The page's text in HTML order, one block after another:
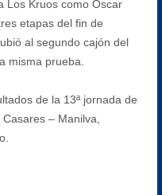
Los Kruos como Óscar
etapas del fin de
al segundo cajón del
misma prueba.
de la 13ª jornada de
– Manilva,